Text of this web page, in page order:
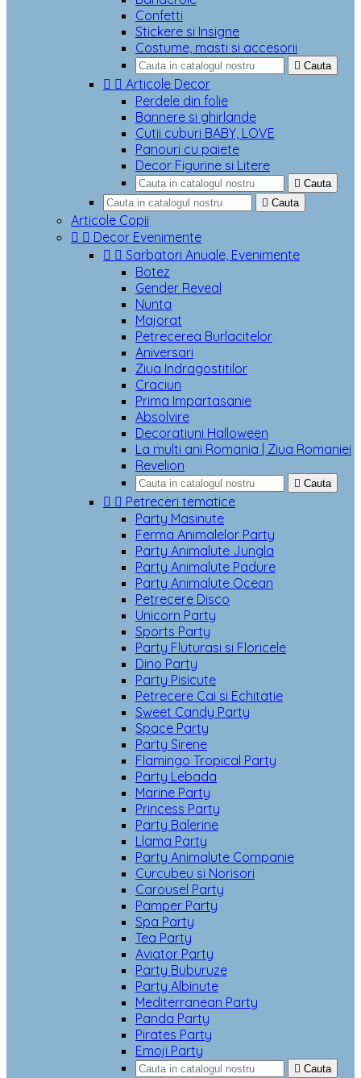
Confetti
Stickere si Insigne
Costume, masti si accesorii
 Cauta
  Articole Decor
Perdele din folie
Bannere si ghirlande
Cutii cuburi BABY, LOVE
Panouri cu paiete
Decor Figurine si Litere
 Cauta
 Cauta
Articole Copii
  Decor Evenimente
  Sarbatori Anuale, Evenimente
Botez
Gender Reveal
Nunta
Majorat
Petrecerea Burlacitelor
Aniversari
Ziua Indragostitilor
Craciun
Prima Impartasanie
Absolvire
Decoratiuni Halloween
La multi ani Romania | Ziua Romaniei
Revelion
 Cauta
  Petreceri tematice
Party Masinute
Ferma Animalelor Party
Party Animalute Jungla
Party Animalute Padure
Party Animalute Ocean
Petrecere Disco
Unicorn Party
Sports Party
Party Fluturasi si Floricele
Dino Party
Party Pisicute
Petrecere Cai si Echitatie
Sweet Candy Party
Space Party
Party Sirene
Flamingo Tropical Party
Party Lebada
Marine Party
Princess Party
Party Balerine
Llama Party
Party Animalute Companie
Curcubeu si Norisori
Carousel Party
Pamper Party
Spa Party
Tea Party
Aviator Party
Party Buburuze
Party Albinute
Mediterranean Party
Panda Party
Pirates Party
Emoji Party
 Cauta